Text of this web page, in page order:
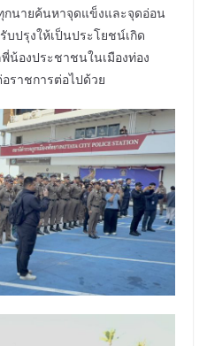
นายค้นหาจุดแข็งและจุดอ่อน
บปรุงให้เป็นประโยชน์เกิด
น้องประชาชนในเมืองท่อง
ราชการต่อไปด้วย